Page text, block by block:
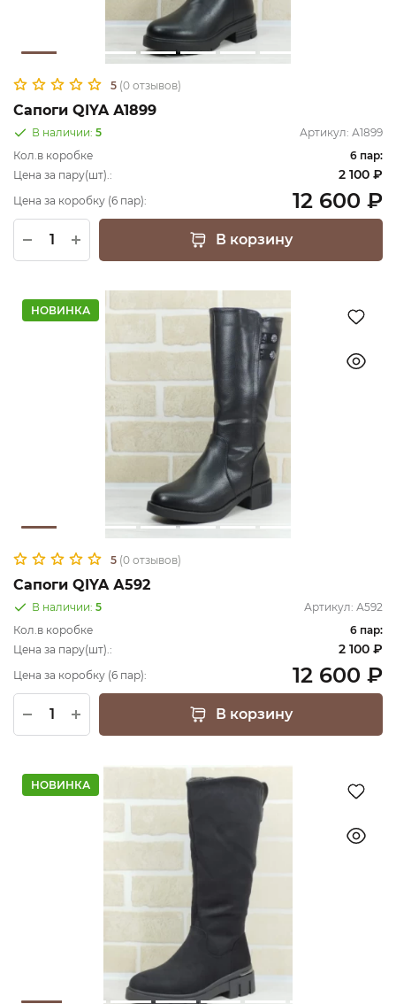
5 (0 отзывов)
Сапоги QIYA А1899
В наличии: 5 Артикул: А1899
Кол.в коробке
6 пар:
Цена за пару(шт).:
2 100 ₽
Цена за коробку (6 пар): 12 600 ₽
В корзину
НОВИНКА
5 (0 отзывов)
Сапоги QIYA А592
В наличии: 5 Артикул: А592
Кол.в коробке
6 пар:
Цена за пару(шт).:
2 100 ₽
Цена за коробку (6 пар): 12 600 ₽
В корзину
НОВИНКА